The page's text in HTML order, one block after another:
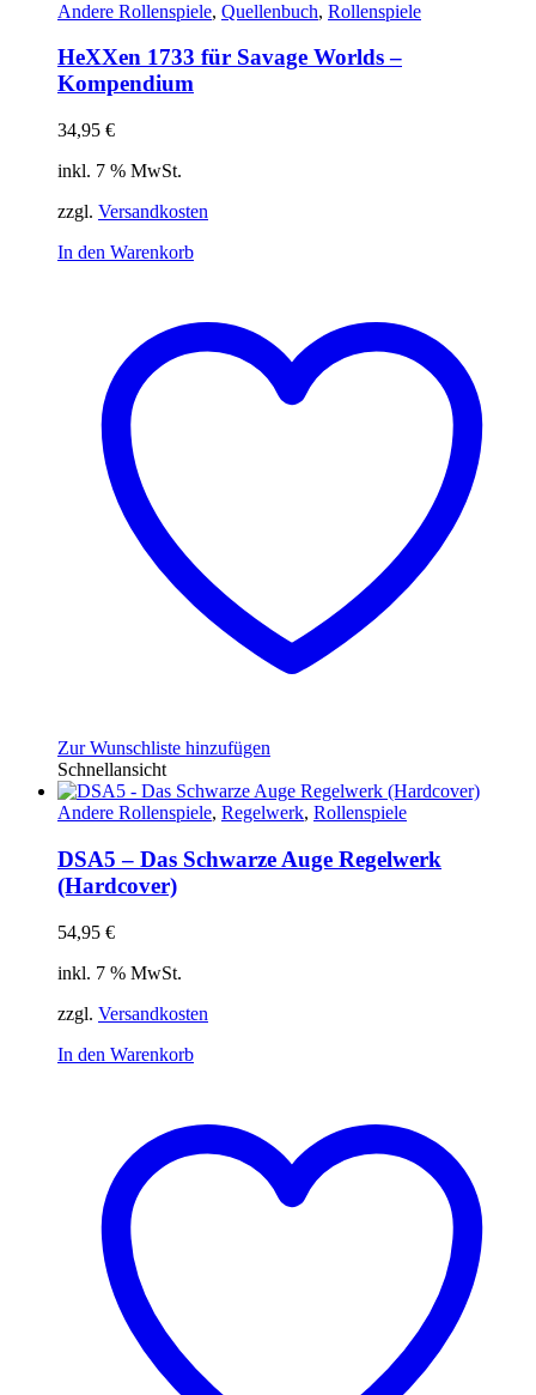
Andere Rollenspiele, Quellenbuch, Rollenspiele
HeXXen 1733 für Savage Worlds –
Kompendium
34,95 €
inkl. 7 % MwSt.
zzgl. Versandkosten
In den Warenkorb
Zur Wunschliste hinzufügen
Schnellansicht
Andere Rollenspiele, Regelwerk, Rollenspiele
DSA5 – Das Schwarze Auge Regelwerk
(Hardcover)
54,95 €
inkl. 7 % MwSt.
zzgl. Versandkosten
In den Warenkorb